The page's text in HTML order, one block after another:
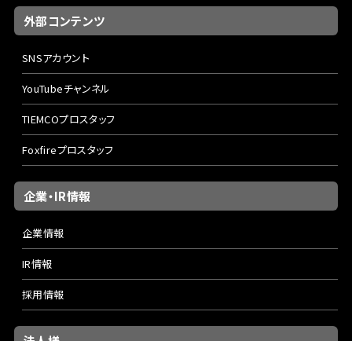
外部コンテンツ
SNSアカウント
YouTubeチャンネル
TIEMCOプロスタッフ
Foxfireプロスタッフ
企業・IR情報
企業情報
IR情報
採用情報